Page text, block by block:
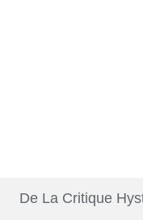
De La Critique